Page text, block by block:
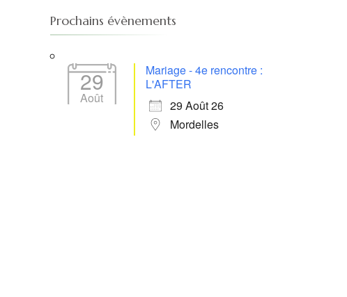
Prochains évènements
29
Août
Mariage - 4e rencontre :
L'AFTER
29 Août 26
Mordelles